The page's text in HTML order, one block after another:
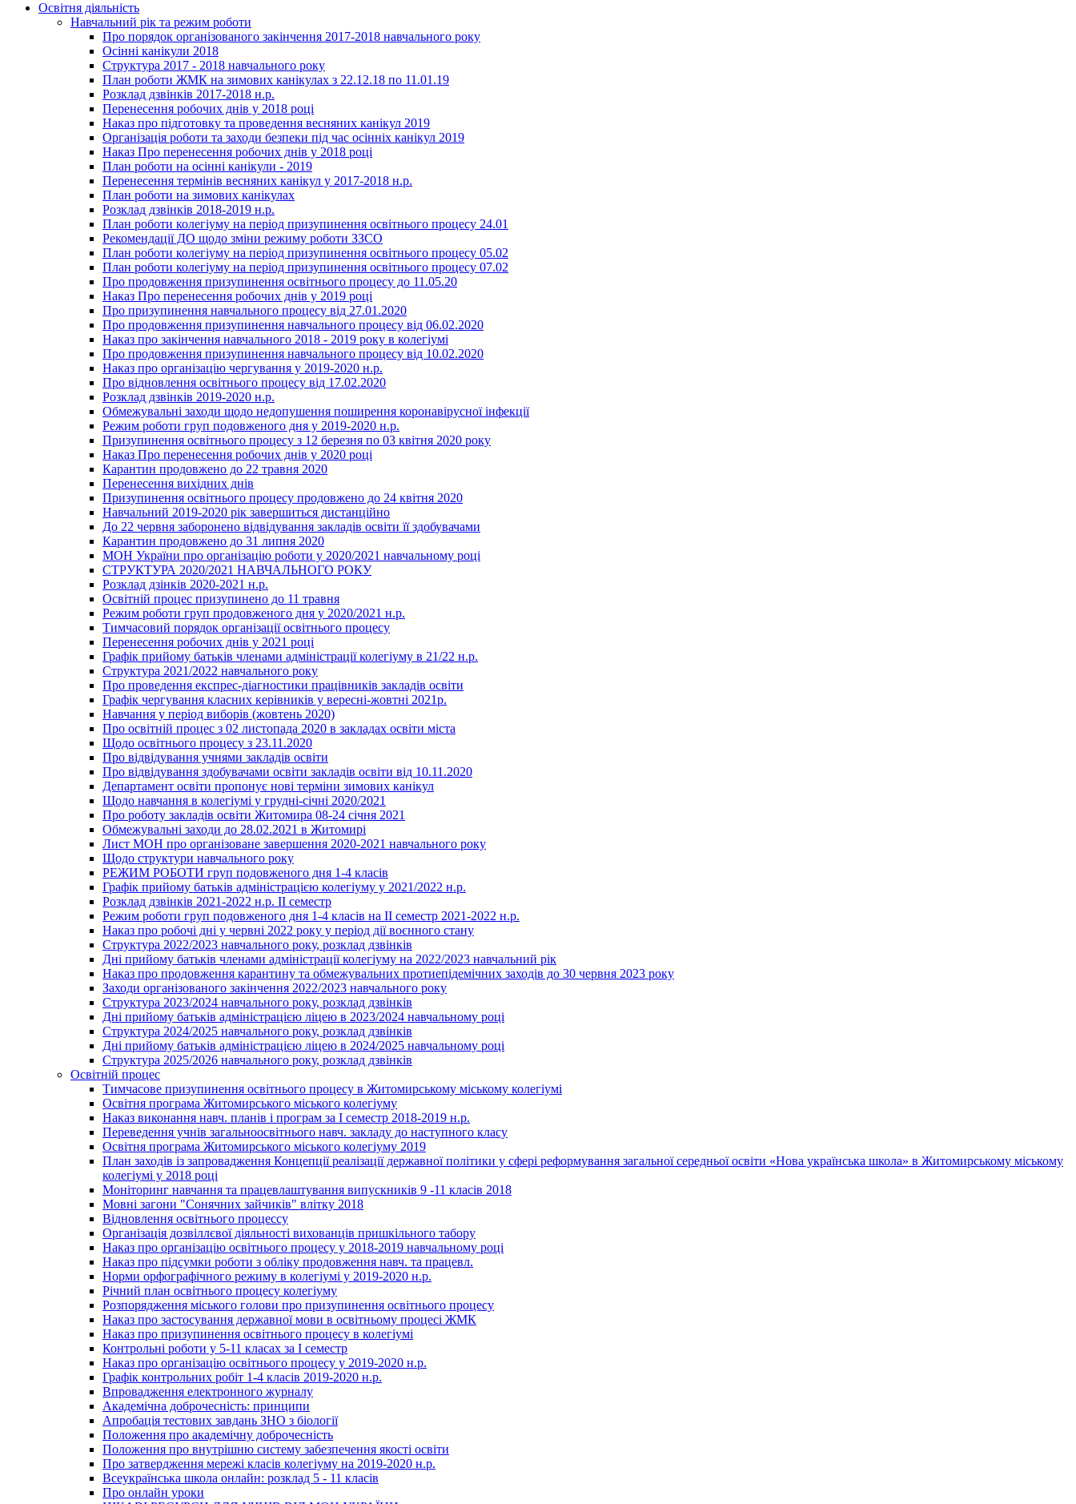
Освітня діяльність
Навчальний рік та режим роботи
Про порядок організованого закінчення 2017-2018 навчального року
Осінні канікули 2018
Структура 2017 - 2018 навчального року
План роботи ЖМК на зимових канікулах з 22.12.18 по 11.01.19
Розклад дзвінків 2017-2018 н.р.
Перенесення робочих днів у 2018 році
Наказ про підготовку та проведення весняних канікул 2019
Організація роботи та заходи безпеки під час осінніх канікул 2019
Наказ Про перенесення робочих днів у 2018 році
План роботи на осінні канікули - 2019
Перенесення термінів весняних канікул у 2017-2018 н.р.
План роботи на зимових канікулах
Розклад дзвінків 2018-2019 н.р.
План роботи колегіуму на період призупинення освітнього процесу 24.01
Рекомендації ДО щодо зміни режиму роботи ЗЗСО
План роботи колегіуму на період призупинення освітнього процесу 05.02
План роботи колегіуму на період призупинення освітнього процесу 07.02
Про продовження призупинення освітнього процесу до 11.05.20
Наказ Про перенесення робочих днів у 2019 році
Про призупинення навчального процесу від 27.01.2020
Про продовження призупинення навчального процесу від 06.02.2020
Наказ про закінчення навчального 2018 - 2019 року в колегіумі
Про продовження призупинення навчального процесу від 10.02.2020
Наказ про організацію чергування у 2019-2020 н.р.
Про відновлення освітнього процесу від 17.02.2020
Розклад дзвінків 2019-2020 н.р.
Обмежувальні заходи щодо недопушення поширення коронавірусної інфекції
Режим роботи груп подовженого дня у 2019-2020 н.р.
Призупинення освітнього процесу з 12 березня по 03 квітня 2020 року
Наказ Про перенесення робочих днів у 2020 році
Карантин продовжено до 22 травня 2020
Перенесення вихідних днів
Призупинення освітнього процесу продовжено до 24 квітня 2020
Навчальний 2019-2020 рік завершиться дистанційно
До 22 червня заборонено відвідування закладів освіти її здобувачами
Карантин продовжено до 31 липня 2020
МОН України про організацію роботи у 2020/2021 навчальному році
СТРУКТУРА 2020/2021 НАВЧАЛЬНОГО РОКУ
Розклад дзінків 2020-2021 н.р.
Освітній процес призупинено до 11 травня
Режим роботи груп продовженого дня у 2020/2021 н.р.
Тимчасовий порядок організації освітнього процесу
Перенесення робочих днів у 2021 році
Графік прийому батьків членами адміністрації колегіуму в 21/22 н.р.
Структура 2021/2022 навчального року
Про проведення експрес-діагностики працівників закладів освіти
Графік чергування класних керівників у вересні-жовтні 2021р.
Навчання у період виборів (жовтень 2020)
Про освітній процес з 02 листопада 2020 в закладах освіти міста
Щодо освітнього процесу з 23.11.2020
Про відвідування учнями закладів освіти
Про відвідування здобувачами освіти закладів освіти від 10.11.2020
Департамент освіти пропонує нові терміни зимових канікул
Щодо навчання в колегіумі у грудні-січні 2020/2021
Про роботу закладів освіти Житомира 08-24 січня 2021
Обмежувальні заходи до 28.02.2021 в Житомирі
Лист МОН про організоване завершення 2020-2021 навчального року
Щодо структури навчального року
РЕЖИМ РОБОТИ груп подовженого дня 1-4 класів
Графік прийому батьків адміністрацією колегіуму у 2021/2022 н.р.
Розклад дзвінків 2021-2022 н.р. ІІ семестр
Режим роботи груп подовженого дня 1-4 класів на ІІ семестр 2021-2022 н.р.
Наказ про робочі дні у червні 2022 року у період дії воєнного стану
Структура 2022/2023 навчального року, розклад дзвінків
Дні прийому батьків членами адміністрації колегіуму на 2022/2023 навчальний рік
Наказ про продовження карантину та обмежувальних протиепідемічних заходів до 30 червня 2023 року
Заходи організованого закінчення 2022/2023 навчального року
Структура 2023/2024 навчального року, розклад дзвінків
Дні прийому батьків адміністрацією ліцею в 2023/2024 навчальному році
Структура 2024/2025 навчального року, розклад дзвінків
Дні прийому батьків адміністрацією ліцею в 2024/2025 навчальному році
Структура 2025/2026 навчального року, розклад дзвінків
Освітній процес
Тимчасове призупинення освітнього процесу в Житомирському міському колегіумі
Освітня програма Житомирського міського колегіуму
Наказ виконання навч. планів і програм за І семестр 2018-2019 н.р.
Переведення учнів загальноосвітнього навч. закладу до наступного класу
Освітня програма Житомирського міського колегіуму 2019
План заходів із запровадження Концепції реалізації державної політики у сфері реформування загальної середньої освіти «Нова українська школа» в Житомирському міському
колегіумі у 2018 році
Моніторинг навчання та працевлаштування випускників 9 -11 класів 2018
Мовні загони "Сонячних зайчиків" влітку 2018
Відновлення освітнього процессу
Організація дозвіллєвої діяльності вихованців пришкільного табору
Наказ про організацію освітнього процесу у 2018-2019 навчальному році
Наказ про підсумки роботи з обліку продовження навч. та працевл.
Норми орфографічного режиму в колегіумі у 2019-2020 н.р.
Річний план освітнього процесу колегіуму
Розпорядження міського голови про призупинення освітнього процесу
Наказ про застосування державної мови в освітньому процесі ЖМК
Наказ про призупинення освітнього процесу в колегіумі
Контрольні роботи у 5-11 класах за І семестр
Наказ про організацію освітнього процесу у 2019-2020 н.р.
Графік контрольних робіт 1-4 класів 2019-2020 н.р.
Впровадження електронного журналу
Академічна доброчесність: принципи
Апробація тестових завдань ЗНО з біології
Положення про академічну доброчесність
Положення про внутрішню систему забезпечення якості освіти
Про затвердження мережі класів колегіуму на 2019-2020 н.р.
Всеукраїнська школа онлайн: розклад 5 - 11 класів
Про онлайн уроки